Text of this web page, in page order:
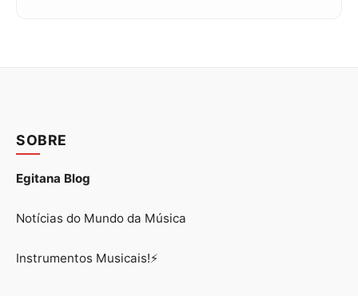
SOBRE
Egitana Blog
Notícias do Mundo da Música
Instrumentos Musicais!⚡